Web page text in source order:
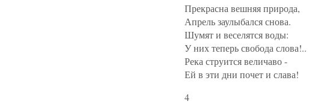
Прекрасна вешняя природа,
Апрель заулыбался снова.
Шумят и веселятся воды:
У них теперь свобода слова!..
Река струится величаво -
Ей в эти дни почет и слава!
4